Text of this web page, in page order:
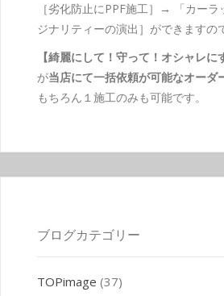
［劣化防止にPPF施工］→ 「カーラ
ジナリティーの演出］ができますの
【綺麗にして！守って！オシャレに
が当店にて一括依頼が可能なオーダ
もちろん１施工のみも可能です。
ブログカテゴリー
TOPimage (37)